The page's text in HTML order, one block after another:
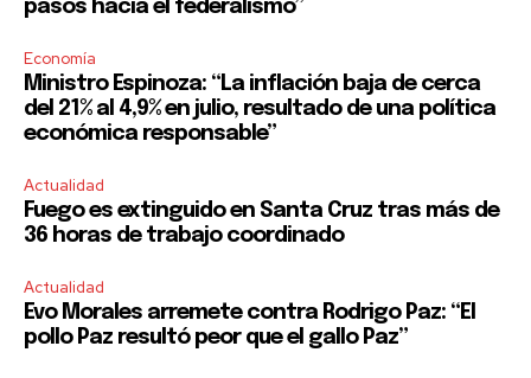
I've read and accept the
pasos hacia el federalismo”
Economía
Ministro Espinoza: “La inflación baja de cerca
del 21% al 4,9% en julio, resultado de una política
económica responsable”
Actualidad
Fuego es extinguido en Santa Cruz tras más de
36 horas de trabajo coordinado
Actualidad
Evo Morales arremete contra Rodrigo Paz: “El
pollo Paz resultó peor que el gallo Paz”